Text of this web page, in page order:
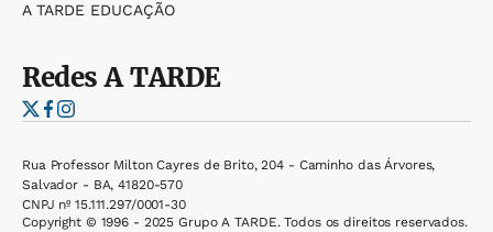
A TARDE EDUCAÇÃO
RedesA TARDE
Rua Professor Milton Cayres de Brito, 204 - Caminho das Árvores,
Salvador - BA, 41820-570
CNPJ nº 15.111.297/0001-30
Copyright © 1996 - 2025 Grupo A TARDE. Todos os direitos reservados.